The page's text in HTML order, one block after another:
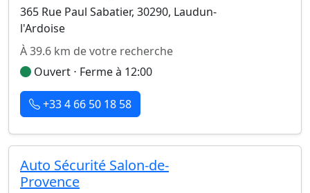
365 Rue Paul Sabatier, 30290, Laudun-
l'Ardoise
À 39.6 km de votre recherche
Ouvert ⋅ Ferme à 12:00
+33 4 66 50 18 58
Auto Sécurité Salon-de-
Provence